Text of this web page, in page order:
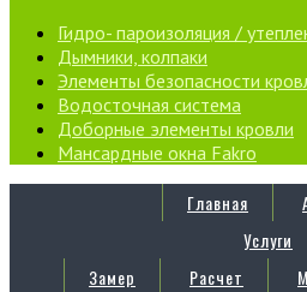
Гидро- пароизоляция /
Дымники, колпаки
Элементы безопасности
Водосточная система
Доборные элементы кровли
Мансардные окна Fakro
Главная
Услуги
Замер
Расчет